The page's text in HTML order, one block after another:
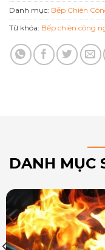
Danh mục: Bếp Chiên
Từ khóa: Bếp chiên công
DANH MỤC